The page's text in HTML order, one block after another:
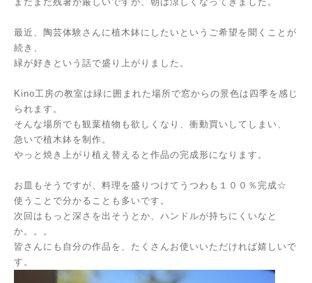
最近、陶芸体験さんに植木鉢にしたいというご希望を聞くことが
続き、
緑が好きという話で盛り上がりました。
Kino工房の教室は緑に囲まれた場所で窓からの景色は四季を感じ
られます。
そんな場所でも観葉植物も欲しくなり、衝動買いしてしまい、
急いで植木鉢を制作。
やっと焼き上がり植え替えると作品の完成形になります。
お皿もそうですが、料理を盛りつけてうつわも１００％完成☆
使うことで分かることも多いです。
次回はもっと深さを出そうとか、ハンドルが持ちにくいなと
か。。。
皆さんにも自分の作品を、たくさんお使いいただければ嬉しいで
す。